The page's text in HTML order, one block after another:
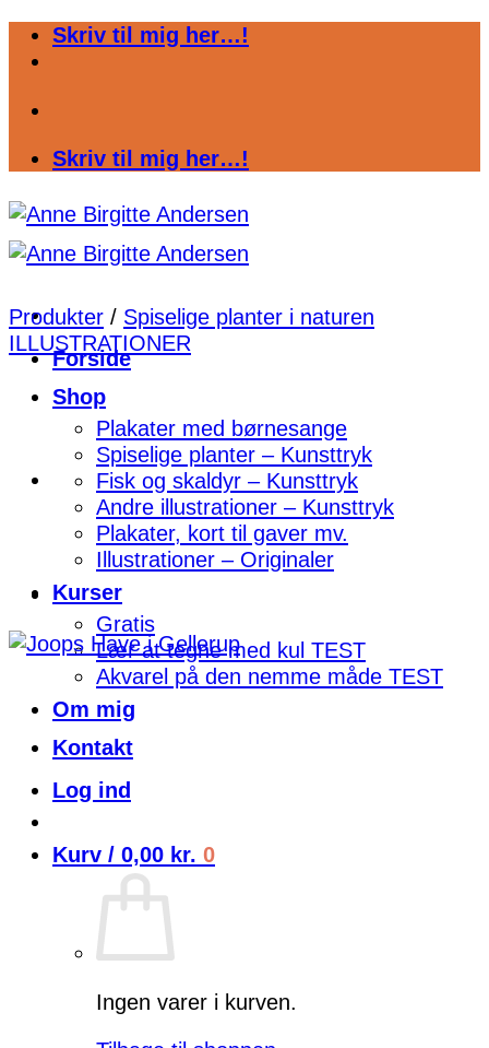
FortsætSkriv til mig her…!
Skriv til mig her…!
Forside
Shop
Plakater med børnesange
Spiselige planter – Kunsttryk
Fisk og skaldyr – Kunsttryk
Andre illustrationer – Kunsttryk
Plakater, kort til gaver mv.
Illustrationer – Originaler
Kurser
Gratis
Lær at tegne med kul TEST
Akvarel på den nemme måde TEST
Om mig
Kontakt
Log ind
Kurv / 0,00 kr. 0
Ingen varer i kurven.
Produkter / Spiselige planter i naturen
ILLUSTRATIONER